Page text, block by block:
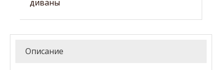
диваны
Описание